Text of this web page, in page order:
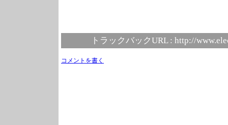
トラックバックURL : http://
コメントを書く